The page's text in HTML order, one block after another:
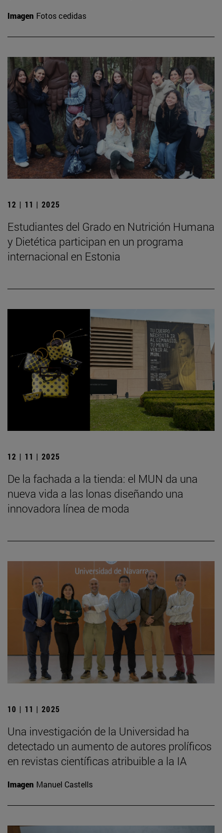
Imagen Fotos cedidas
12 | 11 | 2025
Estudiantes del Grado en Nutrición Humana
y Dietética participan en un programa
internacional en Estonia
12 | 11 | 2025
De la fachada a la tienda: el MUN da una
nueva vida a las lonas diseñando una
innovadora línea de moda
10 | 11 | 2025
Una investigación de la Universidad ha
detectado un aumento de autores prolíficos
en revistas científicas atribuible a la IA
Imagen Manuel Castells